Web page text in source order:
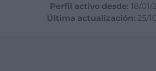
Perfil activo desde: 18/01/
Última actualización: 25/